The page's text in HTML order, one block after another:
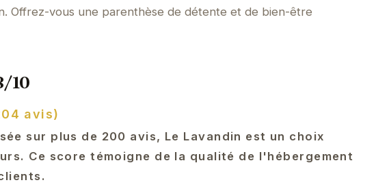
Offrez-vous une parenthèse de détente et de bien-être
10
avis)
sur plus de 200 avis, Le Lavandin est un choix
Ce score témoigne de la qualité de l'hébergement